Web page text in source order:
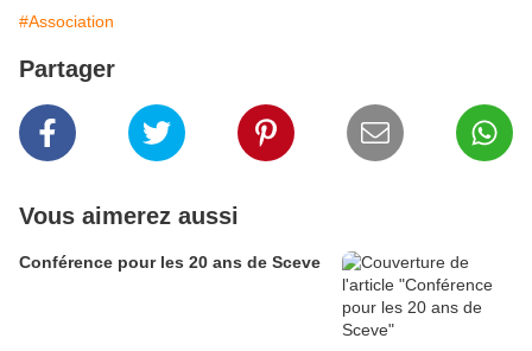
#Association
Partager
Vous aimerez aussi
Conférence pour les 20 ans de Sceve